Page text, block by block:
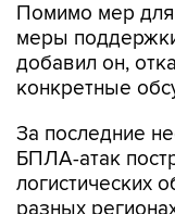
Помимо мер
меры
добавил он,
конкретные
За последние
БПЛА-атак
логистических